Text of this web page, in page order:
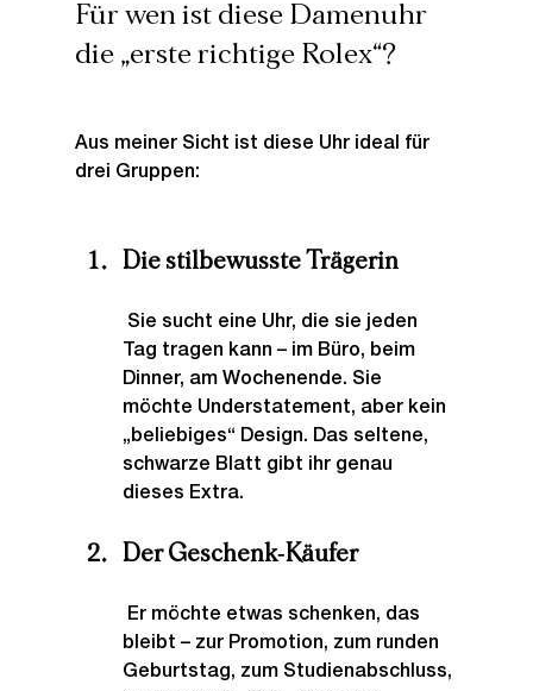
Für wen ist diese Damenuhr
die „erste richtige Rolex“?
Aus meiner Sicht ist diese Uhr ideal für
drei Gruppen:
Die stilbewusste Trägerin
Tag tragen kann – im Büro, beim
Dinner, am Wochenende. Sie
möchte Understatement, aber kein
„beliebiges“ Design. Das seltene,
schwarze Blatt gibt ihr genau
dieses Extra.
Der Geschenk‑Käufer
bleibt – zur Promotion, zum runden
Geburtstag, zum Studienabschluss,